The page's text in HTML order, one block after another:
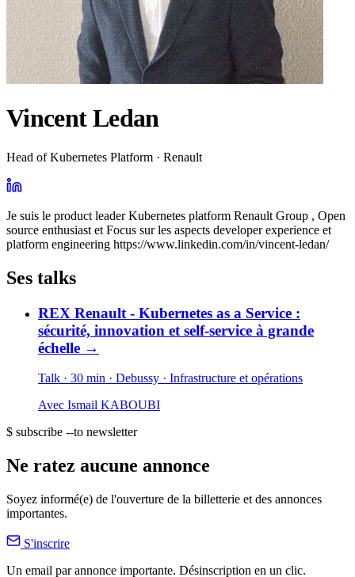
Vincent Ledan
Head of Kubernetes Platform · Renault
Je suis le product leader Kubernetes platform Renault Group , Open
source enthusiast et Focus sur les aspects developer experience et
platform engineering https://www.linkedin.com/in/vincent-ledan/
Ses talks
REX Renault - Kubernetes as a Service :
sécurité, innovation et self-service à grande
échelle →
Talk · 30 min · Debussy · Infrastructure et opérations
Avec Ismail KABOUBI
$ subscribe --to newsletter
Ne ratez aucune annonce
Soyez informé(e) de l'ouverture de la billetterie et des annonces
importantes.
S'inscrire
Un email par annonce importante. Désinscription en un clic.